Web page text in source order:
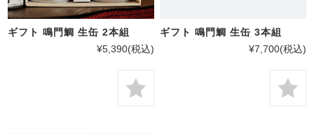
ギフト 鳴門鯛 生缶 2本組
¥5,390(税込)
ギフト 鳴門鯛 生缶 3本組
¥7,700(税込)